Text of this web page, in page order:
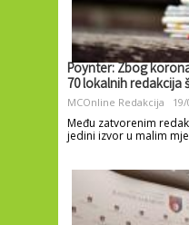
Poynter: Zbog
70 lokalnih redakcija
MCOnline Redakcija
Među zatvorenim
jedini izvor u malim